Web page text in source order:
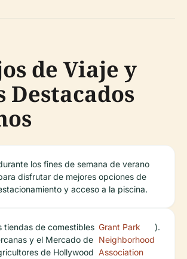
de Viaje y
Destacados
los fines de semana de verano
disfrutar de mejores opciones de
y acceso a la piscina.
tiendas de comestibles
y el Mercado de
de Hollywood
Grant Park
Neighborhood
Association
).